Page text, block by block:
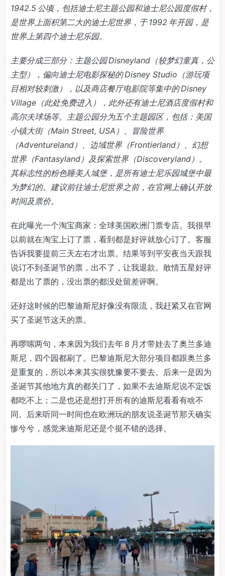
1942.5 公顷，包括迪士尼主题公园和迪士尼公园度假村，
是世界上面积第二大的迪士尼世界，于 1992 年开园，是
世界上第四个迪士尼乐园。
主要分成三部分：主题公园 Disneyland（较梦幻童真，公
主型），偏向迪士尼电影探秘的 Disney Studio（游玩项
目相对较刺激），以及商店餐厅电影院等集中的 Disney
Village（此处免费进入），此外还有迪士尼酒店度假村和
高尔夫球场等。主题公园分为五个主题园区，包括：美国
小镇大街（Main Street, USA）、冒险世界
（Adventureland）、边域世界（Frontierland）、幻想
世界（Fantasyland）及探索世界（Discoveryland）。
其标志性的粉色睡美人城堡，是所有迪士尼乐园城堡中最
为梦幻的。建议前往迪士尼世界之前，在官网上确认开放
时间及票价。
在此曝光一个淘宝商家：全球美国欧洲门票专店。我很早
以前就在淘宝上订了票，看到都是好评就放心订了。客服
告诉我要提前三天左右才出票。结果等到平安夜当天跟我
说订不到圣诞节的票，出不了，让我退款。敢情五星好评
都是出了票的，没出票的都没处留差评啊。
还好这时候的巴黎迪斯尼好像没有限流，我赶紧又在官网
买了圣诞节这天的票。
再啰嗦两句，本来因为我们去年 8 月才带娃去了奥兰多迪
斯尼，四个园都刷了。巴黎迪斯尼大部分项目都跟奥兰多
是重复的，所以本来其实很犹豫要不要去。后来一是因为
圣诞节其他地方真的都关门了，如果不去迪斯尼说不定饭
都吃不上；二是也还是想打开所有的迪斯尼看看有啥不
同。后来听同一时间也在欧洲玩的朋友说圣诞节那天确实
惨兮兮，感觉来迪斯尼还是个挺不错的选择。